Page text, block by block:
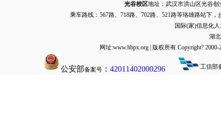
光谷校区地址：武汉市洪山区光谷创
乘车路线：567路、718路、702路、521路等珞雄路站下
国际(家)信息化
湖
网址:www.hbpx.org | 版权所有 Copyright?
公安部备案号 ： 42011402000296 工信部